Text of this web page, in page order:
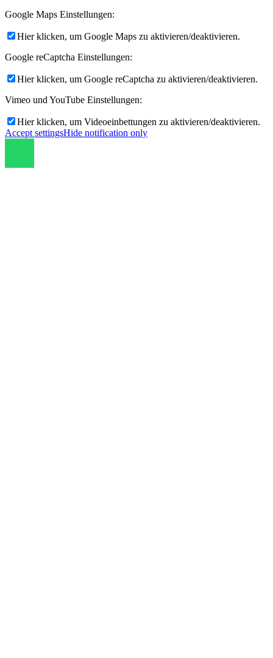
Google Maps Einstellungen:
Hier klicken, um Google Maps zu aktivieren/deaktivieren.
Google reCaptcha Einstellungen:
Hier klicken, um Google reCaptcha zu aktivieren/deaktivieren.
Vimeo und YouTube Einstellungen:
Hier klicken, um Videoeinbettungen zu aktivieren/deaktivieren.
Accept settingsHide notification only